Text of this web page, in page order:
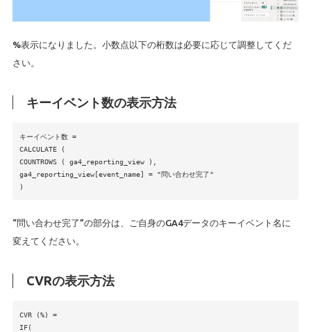
%表示になりました。小数点以下の桁数は必要に応じて調整してくだ
さい。
キーイベント数の表示方法
キーイベント数 =
CALCULATE (
COUNTROWS ( ga4_reporting_view ),
ga4_reporting_view[event_name] = "問い合わせ完了"
)
“問い合わせ完了”の部分は、ご自身のGA4データのキーイベント名に
変えてください。
CVRの表示方法
CVR (%) =
IF(